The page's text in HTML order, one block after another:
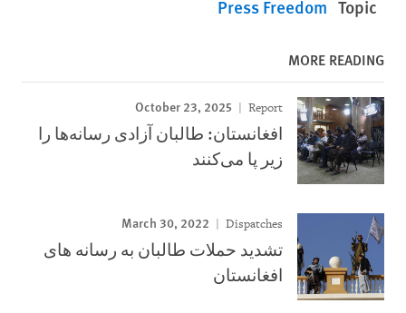
Topic
Press Freedom
MORE READING
October 23, 2025 Report
افغانستان: طالبان آزادی رسانه‌ها را
زیر پا می‌کنند
March 30, 2022 Dispatches
تشدید حملات طالبان به رسانه های
افغانستان